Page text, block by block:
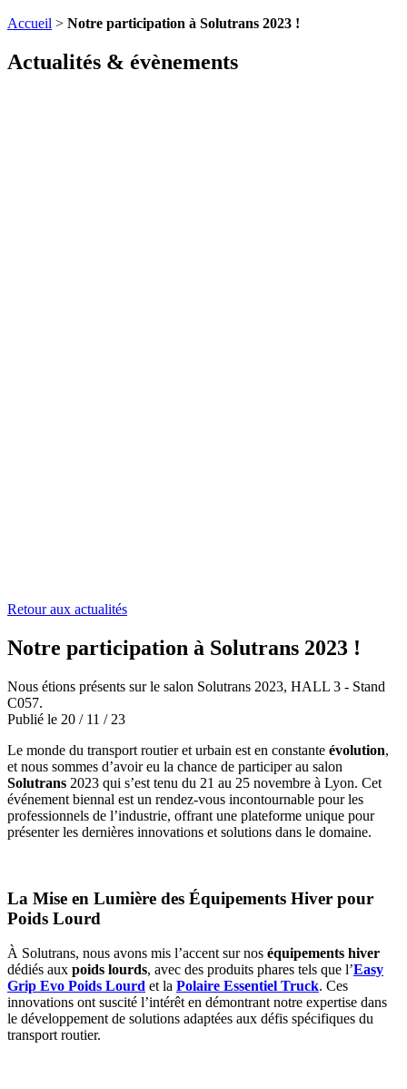
Accueil > Notre participation à Solutrans 2023 !
Actualités & évènements
Retour aux actualités
Notre participation à Solutrans 2023 !
Nous étions présents sur le salon Solutrans 2023, HALL 3 - Stand
C057.
Publié le 20 / 11 / 23
Le monde du transport routier et urbain est en constante évolution,
et nous sommes d’avoir eu la chance de participer au salon
Solutrans 2023 qui s’est tenu du 21 au 25 novembre à Lyon. Cet
événement biennal est un rendez-vous incontournable pour les
professionnels de l’industrie, offrant une plateforme unique pour
présenter les dernières innovations et solutions dans le domaine.
La Mise en Lumière des Équipements Hiver pour
Poids Lourd
À Solutrans, nous avons mis l’accent sur nos équipements hiver
dédiés aux poids lourds, avec des produits phares tels que l’Easy
Grip Evo Poids Lourd et la Polaire Essentiel Truck. Ces
innovations ont suscité l’intérêt en démontrant notre expertise dans
le développement de solutions adaptées aux défis spécifiques du
transport routier.